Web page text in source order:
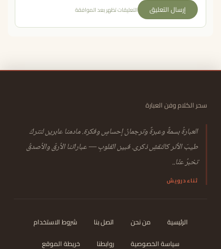
إرسال التعليق التعليقات تظهر بعد الموافقة
سحر الكلام وفن العبارة
العبارةُ بسمةٌ وعبرةٌ وترجمانُ إحساسٍ وفكرة. مادمنا عابرين لنتركَ
طيبَ الأثر كالنقشِ ذكرى. فبين القلوبِ — عباراتنا الأرقّ والأصدقُ
تخبرُ عنّا..
ثناء درويش
الرئيسية من نحن اتصل بنا
شروط الاستخدام
سياسة الخصوصية
روابطنا خريطة الموقع